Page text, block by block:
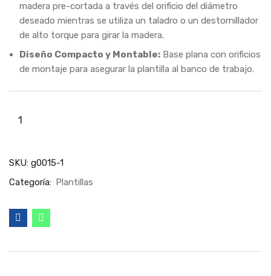
madera pre-cortada a través del orificio del diámetro
deseado mientras se utiliza un taladro o un destornillador
de alto torque para girar la madera.
Diseño Compacto y Montable: Base plana con orificios
de montaje para asegurar la plantilla al banco de trabajo.
SKU: g0015-1
Categoría: Plantillas